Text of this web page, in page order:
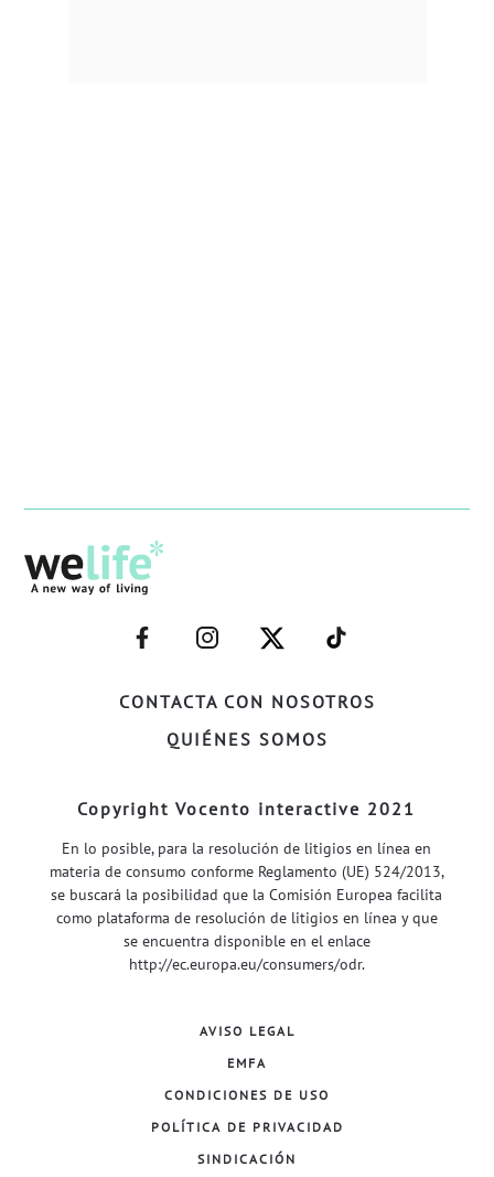
CONTACTA CON NOSOTROS
QUIÉNES SOMOS
–
FACEBOOK–
–
INSTAGRAM–
–
TWITTER–
–
WELIFE–
Copyright Vocento interactive 2021
En lo posible, para la resolución de litigios en línea en
materia de consumo conforme Reglamento (UE) 524/2013,
se buscará la posibilidad que la Comisión Europea facilita
como plataforma de resolución de litigios en línea y que
se encuentra disponible en el enlace
http://ec.europa.eu/consumers/odr.
AVISO LEGAL
EMFA
CONDICIONES DE USO
POLÍTICA DE PRIVACIDAD
SINDICACIÓN